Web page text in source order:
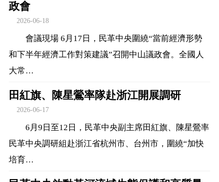
政會
2026-06-18
會議現場 6月17日，民革中央圍繞“當前經濟形勢
和下半年經濟工作對策建議”召開中山議政會。全國人
大常…
田紅旗、陳星鶯率隊赴浙江開展調研
2026-06-17
6月9日至12日，民革中央副主席田紅旗、陳星鶯率
民革中央調研組赴浙江省杭州市、台州市，圍繞“加快
培育…